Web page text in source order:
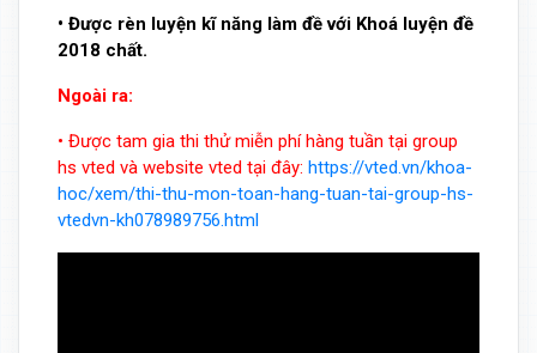
• Được rèn luyện kĩ năng làm đề với Khoá luyện đề
2018 chất.
Ngoài ra:
• Được tam gia thi thử miễn phí hàng tuần tại group
hs vted và website vted tại đây: https://vted.vn/khoa-
hoc/xem/thi-thu-mon-toan-hang-tuan-tai-group-hs-
vtedvn-kh078989756.html